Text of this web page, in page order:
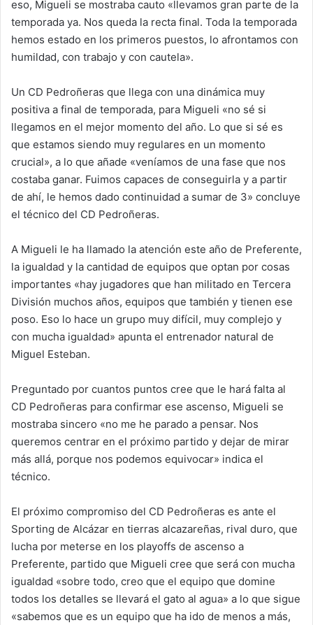
eso, Migueli se mostraba cauto «llevamos gran parte de la
temporada ya. Nos queda la recta final. Toda la temporada
hemos estado en los primeros puestos, lo afrontamos con
humildad, con trabajo y con cautela».
Un CD Pedroñeras que llega con una dinámica muy
positiva a final de temporada, para Migueli «no sé si
llegamos en el mejor momento del año. Lo que si sé es
que estamos siendo muy regulares en un momento
crucial», a lo que añade «veníamos de una fase que nos
costaba ganar. Fuimos capaces de conseguirla y a partir
de ahí, le hemos dado continuidad a sumar de 3» concluye
el técnico del CD Pedroñeras.
A Migueli le ha llamado la atención este año de Preferente,
la igualdad y la cantidad de equipos que optan por cosas
importantes «hay jugadores que han militado en Tercera
División muchos años, equipos que también y tienen ese
poso. Eso lo hace un grupo muy difícil, muy complejo y
con mucha igualdad» apunta el entrenador natural de
Miguel Esteban.
Preguntado por cuantos puntos cree que le hará falta al
CD Pedroñeras para confirmar ese ascenso, Migueli se
mostraba sincero «no me he parado a pensar. Nos
queremos centrar en el próximo partido y dejar de mirar
más allá, porque nos podemos equivocar» indica el
técnico.
El próximo compromiso del CD Pedroñeras es ante el
Sporting de Alcázar en tierras alcazareñas, rival duro, que
lucha por meterse en los playoffs de ascenso a
Preferente, partido que Migueli cree que será con mucha
igualdad «sobre todo, creo que el equipo que domine
todos los detalles se llevará el gato al agua» a lo que sigue
«sabemos que es un equipo que ha ido de menos a más,